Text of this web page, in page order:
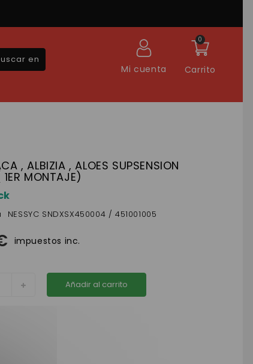
Carrito
0
Mi cuenta
en
, ALBIZIA , ALOES SUPSENSION
1ER MONTAJE)
NESSYC SNDXSX450004 / 451001005
impuestos inc.
Añadir al carrito